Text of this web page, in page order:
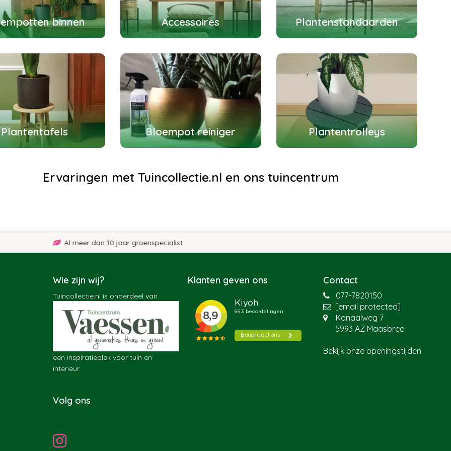
binnen Accessoires Plantenstandaarden
Plantentafels Bloempot reiniger Plantentrolleys
Ervaringen met Tuincollectie.nl en ons tuincentrum
Al meer dan 10 jaar groenspecialist
Wie zijn wij?
Tuincollectie.nl is onderdeel van
een inspiratieplek voor tuin en
interieur.
Volg ons
Klanten geven ons Contact
077-7820150
[email protected]
Kanaalweg 7
5993 AZ Maasbree
Bekijk onze openingstijden